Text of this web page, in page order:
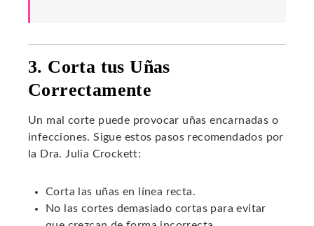
3. Corta tus Uñas
Correctamente
Un mal corte puede provocar uñas encarnadas o
infecciones. Sigue estos pasos recomendados por
la Dra. Julia Crockett:
Corta las uñas en línea recta.
No las cortes demasiado cortas para evitar